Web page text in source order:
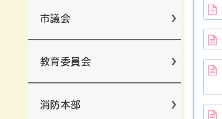
市議会
教育委員会
消防本部